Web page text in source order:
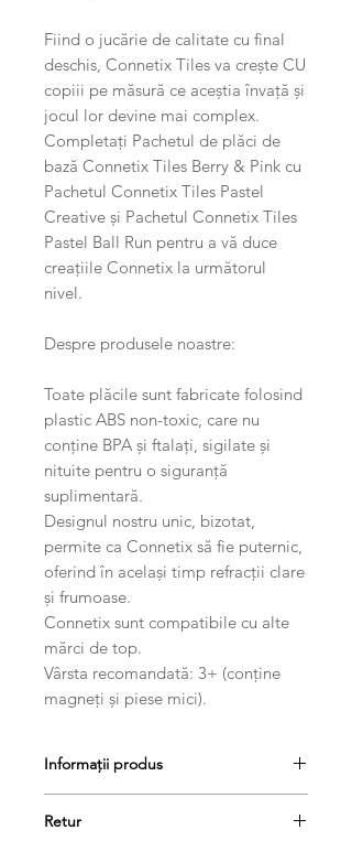
Fiind o jucărie de calitate cu final
deschis, Connetix Tiles va crește CU
copiii pe măsură ce aceștia învață și
jocul lor devine mai complex.
Completați Pachetul de plăci de
bază Connetix Tiles Berry & Pink cu
Pachetul Connetix Tiles Pastel
Creative și Pachetul Connetix Tiles
Pastel Ball Run pentru a vă duce
creațiile Connetix la următorul
nivel.
Despre produsele noastre:
Toate plăcile sunt fabricate folosind
plastic ABS non-toxic, care nu
conține BPA și ftalați, sigilate și
nituite pentru o siguranță
suplimentară.
Designul nostru unic, bizotat,
permite ca Connetix să fie puternic,
oferind în același timp refracții clare
și frumoase.
Connetix sunt compatibile cu alte
mărci de top.
Vârsta recomandată: 3+ (conține
magneți și piese mici).
Informații produs
1 x placă de bază roz/ Pink
Retur